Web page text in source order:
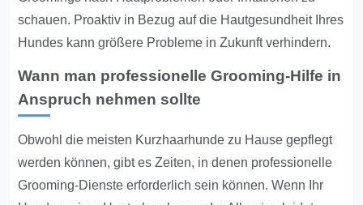
schauen. Proaktiv in Bezug auf die Hautgesundheit Ihres
Hundes kann größere Probleme in Zukunft verhindern.
Wann man professionelle Grooming-Hilfe in
Anspruch nehmen sollte
Obwohl die meisten Kurzhaarhunde zu Hause gepflegt
werden können, gibt es Zeiten, in denen professionelle
Grooming-Dienste erforderlich sein können. Wenn Ihr